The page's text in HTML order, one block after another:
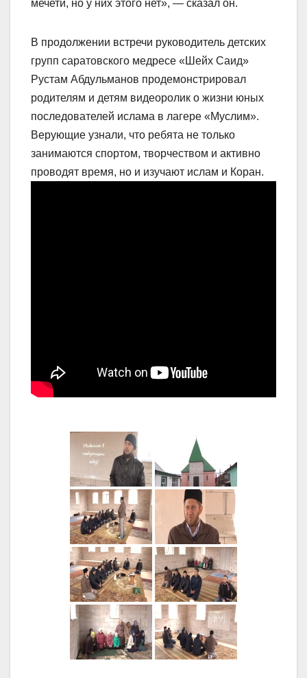
мечети, но у них этого нет», — сказал он.
В продолжении встречи руководитель детских
групп саратовского медресе «Шейх Саид»
Рустам Абдульманов продемонстрировал
родителям и детям видеоролик о жизни юных
последователей ислама в лагере «Муслим».
Верующие узнали, что ребята не только
занимаются спортом, творчеством и активно
проводят время, но и изучают ислам и Коран.